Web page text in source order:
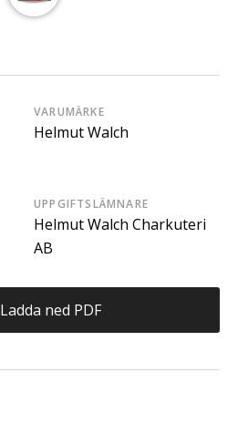
VARUMÄRKE
Helmut Walch
UPPGIFTSLÄMNARE
Helmut Walch Charkuteri
AB
Ladda ned PDF